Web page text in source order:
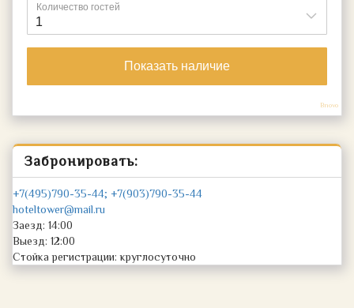
Bnovo
Забронировать:
+7(495)790-35-44; +7(903)790-35-44
hoteltower@mail.ru
Заезд: 14:00
Выезд: 12:00
Стойка регистрации: круглосуточно